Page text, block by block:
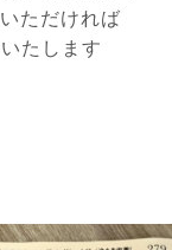
ただければ
たします